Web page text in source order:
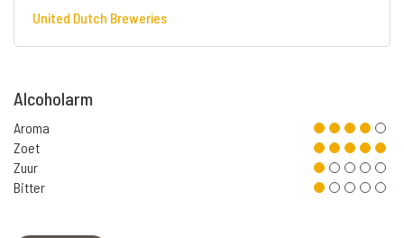
United Dutch Breweries
Alcoholarm
Aroma
Zoet
Zuur
Bitter